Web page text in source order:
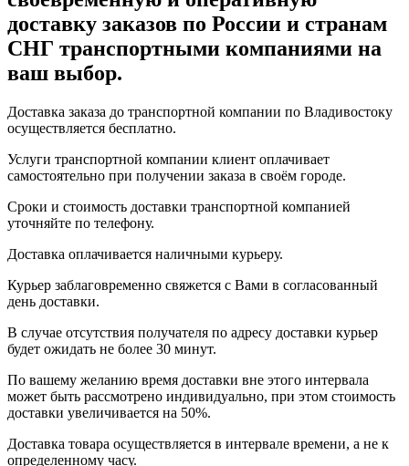
доставку заказов по России и странам
СНГ транспортными компаниями на
ваш выбор.
Доставка заказа до транспортной компании по Владивостоку
осуществляется бесплатно.
Услуги транспортной компании клиент оплачивает
самостоятельно при получении заказа в своём городе.
Сроки и стоимость доставки транспортной компанией
уточняйте по телефону.
Доставка оплачивается наличными курьеру.
Курьер заблаговременно свяжется с Вами в согласованный
день доставки.
В случае отсутствия получателя по адресу доставки курьер
будет ожидать не более 30 минут.
По вашему желанию время доставки вне этого интервала
может быть рассмотрено индивидуально, при этом стоимость
доставки увеличивается на 50%.
Доставка товара осуществляется в интервале времени, а не к
определенному часу.